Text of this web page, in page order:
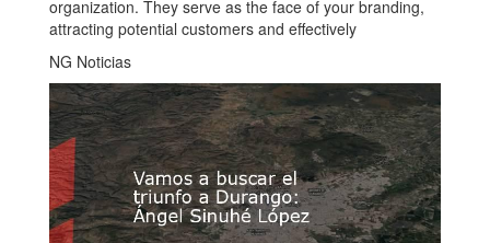
organization. They serve as the face of your branding,
attracting potential customers and effectively
NG Noticias